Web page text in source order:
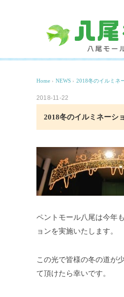
Home › NEWS › 2018冬のイルミネ
2018-11-22
2018冬のイルミネーシ
ペントモール八尾は今年
ョンを実施いたします。
この光で皆様の冬の道が
て頂けたら幸いです。